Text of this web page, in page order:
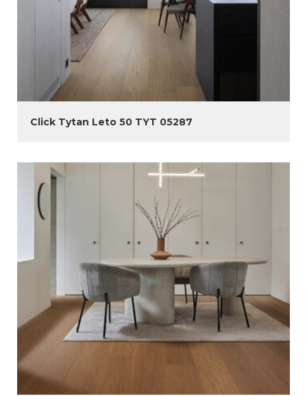
Click Tytan Leto 50 TYT 05287